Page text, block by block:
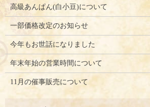
高級あんぱん(白小豆)について
一部価格改定のお知らせ
今年もお世話になりました
年末年始の営業時間について
11月の催事販売について